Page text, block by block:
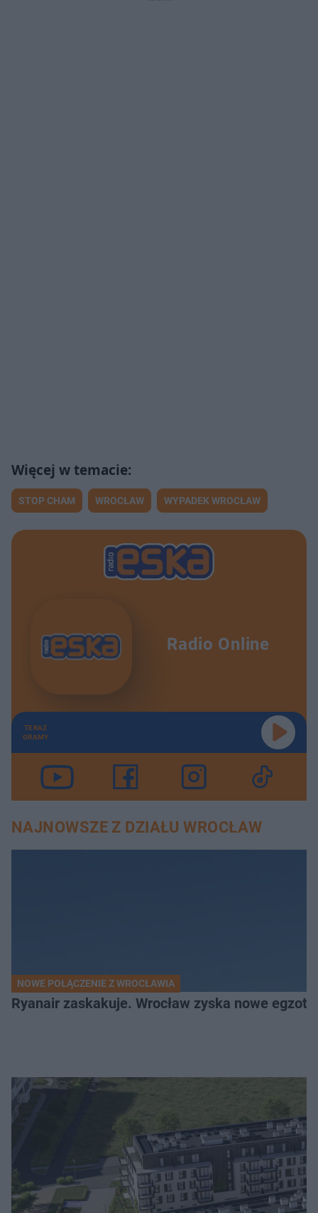
STOP CHAM WROCŁAW WYPADEK WROCŁAW
Radio Online
TERAZ
GRAMY
NAJNOWSZE Z DZIAŁU WROCŁAW
NOWE POŁĄCZENIE Z WROCŁAWIA
Ryanair zaskakuje. Wrocław zyska nowe